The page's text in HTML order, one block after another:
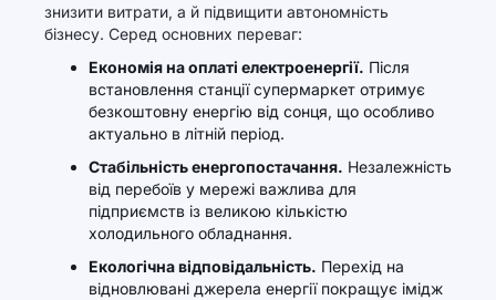
знизити витрати, а й підвищити автономність
бізнесу. Серед основних переваг:
Економія на оплаті електроенергії. Після
встановлення станції супермаркет отримує
безкоштовну енергію від сонця, що особливо
актуально в літній період.
Стабільність енергопостачання. Незалежність
від перебоїв у мережі важлива для
підприємств із великою кількістю
холодильного обладнання.
Екологічна відповідальність. Перехід на
відновлювані джерела енергії покращує імідж